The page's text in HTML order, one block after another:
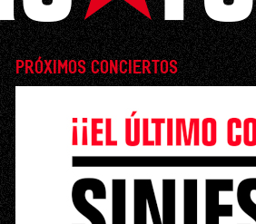
PRÓXIMOS CONCIERTOS